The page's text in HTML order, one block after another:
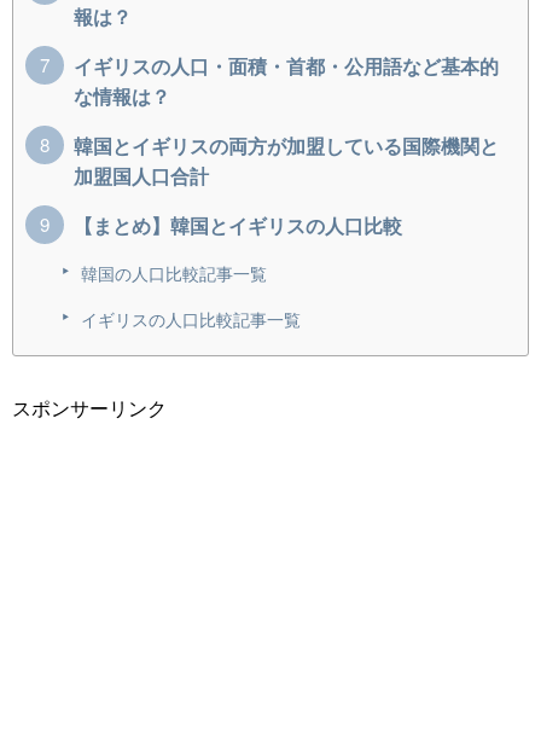
報は？
イギリスの人口・面積・首都・公用語など基本的
な情報は？
韓国とイギリスの両方が加盟している国際機関と
加盟国人口合計
【まとめ】韓国とイギリスの人口比較
韓国の人口比較記事一覧
イギリスの人口比較記事一覧
スポンサーリンク